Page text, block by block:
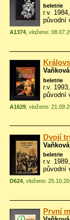
beletrie
r.v.
původní
A1374 , vloženo:
beletrie
r.v.
původní
A1629 , vloženo:
Dvojí
beletrie
r.v.
původní
D624 , vloženo:
První